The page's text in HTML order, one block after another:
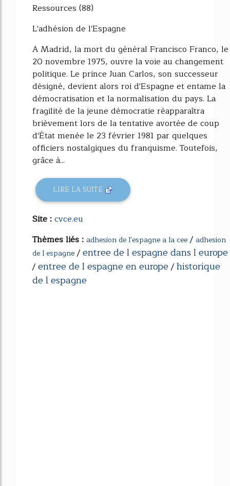
Ressources (88)
L'adhésion de l'Espagne
A Madrid, la mort du général Francisco Franco, le
20 novembre 1975, ouvre la voie au changement
politique. Le prince Juan Carlos, son successeur
désigné, devient alors roi d'Espagne et entame la
démocratisation et la normalisation du pays. La
fragilité de la jeune démocratie réapparaîtra
brièvement lors de la tentative avortée de coup
d'État menée le 23 février 1981 par quelques
officiers nostalgiques du franquisme. Toutefois,
grâce à...
LIRE LA SUITE
Site :cvce.eu
Thèmes liés : adhesion de l'espagne a la cee/ adhesion
de l espagne/entree de l espagne dans l europe
/entree de l espagne en europe/historique
de l espagne